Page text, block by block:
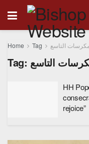
Home Tag التاسع
Tag: التاسع
HH
rejoice”